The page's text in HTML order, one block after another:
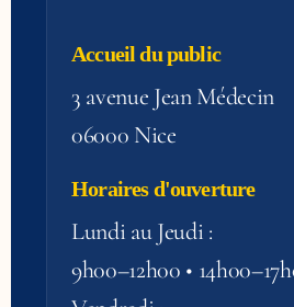
Accueil du public
3 avenue Jean Médecin
06000 Nice
Horaires d'ouverture
Lundi au Jeudi :
9h00–12h00 •